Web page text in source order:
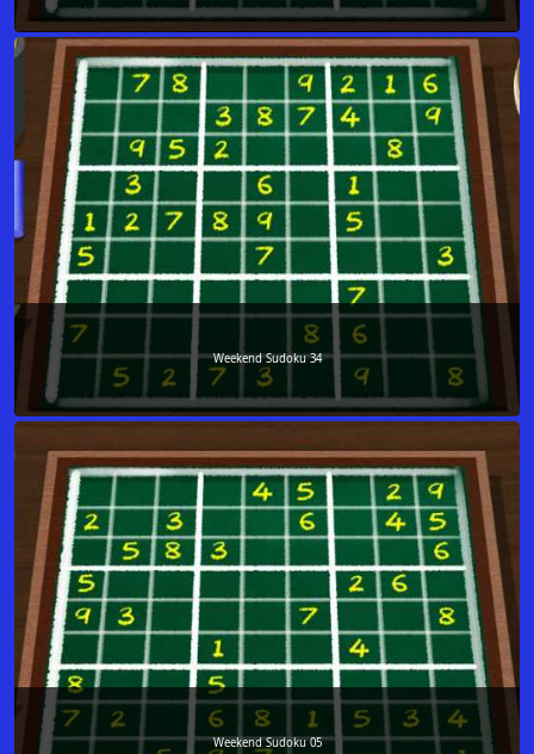
Weekend Sudoku 34
Weekend Sudoku 05